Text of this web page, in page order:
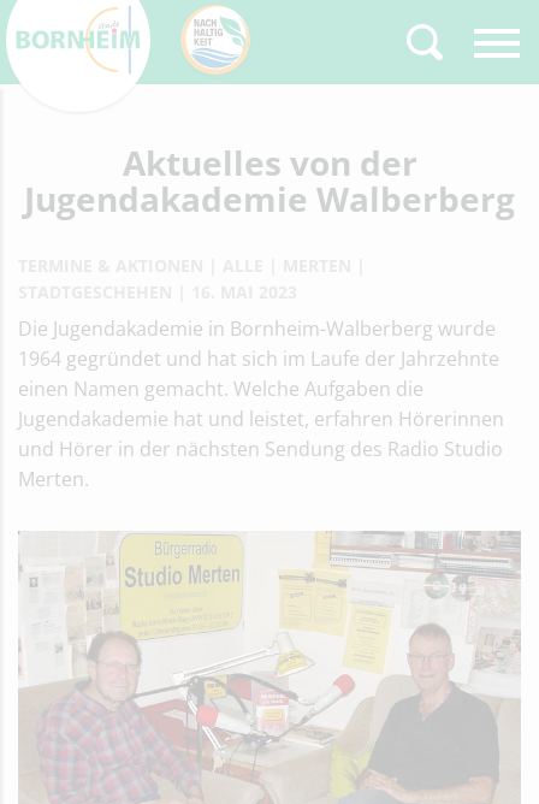
Type 2 or more
characters for results.
Aktuelles von der
Jugendakademie Walberberg
Die Jugendakademie in Bornheim-Walberberg wurde
1964 gegründet und hat sich im Laufe der Jahrzehnte
einen Namen gemacht. Welche Aufgaben die
Jugendakademie hat und leistet, erfahren Hörerinnen
und Hörer in der nächsten Sendung des Radio Studio
Merten.